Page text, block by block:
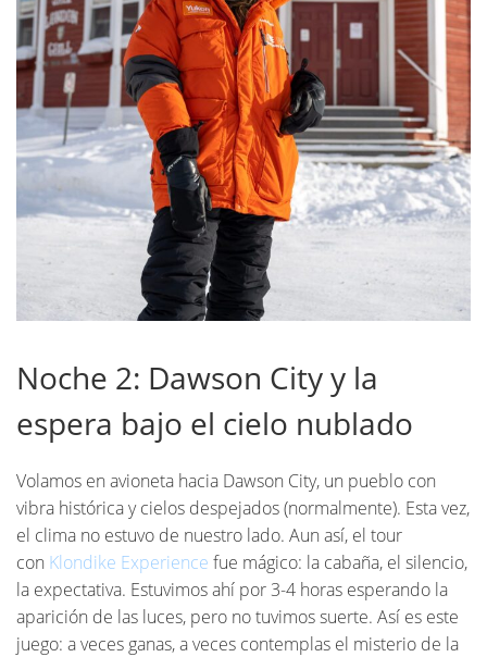
Noche 2: Dawson City y la
espera bajo el cielo nublado
Volamos en avioneta hacia Dawson City, un pueblo con
vibra histórica y cielos despejados (normalmente). Esta vez,
el clima no estuvo de nuestro lado. Aun así, el tour
con Klondike Experience fue mágico: la cabaña, el silencio,
la expectativa. Estuvimos ahí por 3-4 horas esperando la
aparición de las luces, pero no tuvimos suerte. Así es este
juego: a veces ganas, a veces contemplas el misterio de la